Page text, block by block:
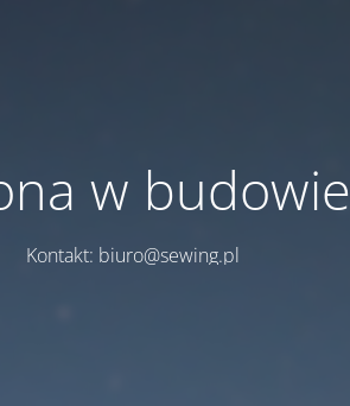
w budowie
Kontakt: biuro@sewing.pl